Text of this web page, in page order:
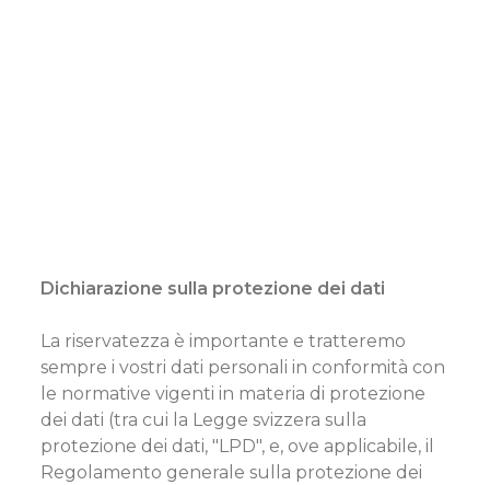
Dichiarazione sulla protezione dei dati
La riservatezza è importante e tratteremo
sempre i vostri dati personali in conformità con
le normative vigenti in materia di protezione
dei dati (tra cui la Legge svizzera sulla
protezione dei dati, "LPD", e, ove applicabile, il
Regolamento generale sulla protezione dei